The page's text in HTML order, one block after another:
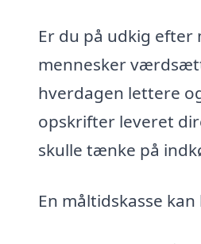
Er du på udkig efter
mennesker
hverdagen lettere
opskrifter leveret
skulle tænke på
En måltidskasse